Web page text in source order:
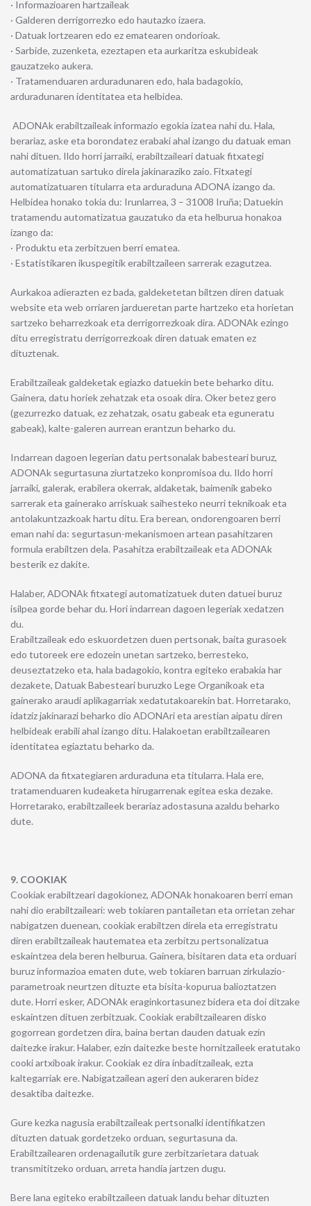
· Informazioaren hartzaileak
· Galderen derrigorrezko edo hautazko izaera.
· Datuak lortzearen edo ez ematearen ondorioak.
· Sarbide, zuzenketa, ezeztapen eta aurkaritza eskubideak
gauzatzeko aukera.
· Tratamenduaren arduradunaren edo, hala badagokio,
arduradunaren identitatea eta helbidea.
ADONAk erabiltzaileak informazio egokia izatea nahi du. Hala,
berariaz, aske eta borondatez erabaki ahal izango du datuak eman
nahi dituen. Ildo horri jarraiki, erabiltzaileari datuak fitxategi
automatizatuan sartuko direla jakinaraziko zaio. Fitxategi
automatizatuaren titularra eta arduraduna ADONA izango da.
Helbidea honako tokia du: Irunlarrea, 3 – 31008 Iruña; Datuekin
tratamendu automatizatua gauzatuko da eta helburua honakoa
izango da:
· Produktu eta zerbitzuen berri ematea.
· Estatistikaren ikuspegitik erabiltzaileen sarrerak ezagutzea.
Aurkakoa adierazten ez bada, galdeketetan biltzen diren datuak
website eta web orriaren jardueretan parte hartzeko eta horietan
sartzeko beharrezkoak eta derrigorrezkoak dira. ADONAk ezingo
ditu erregistratu derrigorrezkoak diren datuak ematen ez
dituztenak.
Erabiltzaileak galdeketak egiazko datuekin bete beharko ditu.
Gainera, datu horiek zehatzak eta osoak dira. Oker betez gero
(gezurrezko datuak, ez zehatzak, osatu gabeak eta eguneratu
gabeak), kalte-galeren aurrean erantzun beharko du.
Indarrean dagoen legerian datu pertsonalak babesteari buruz,
ADONAk segurtasuna ziurtatzeko konpromisoa du. Ildo horri
jarraiki, galerak, erabilera okerrak, aldaketak, baimenik gabeko
sarrerak eta gainerako arriskuak saihesteko neurri teknikoak eta
antolakuntzazkoak hartu ditu. Era berean, ondorengoaren berri
eman nahi da: segurtasun-mekanismoen artean pasahitzaren
formula erabiltzen dela. Pasahitza erabiltzaileak eta ADONAk
besterik ez dakite.
Halaber, ADONAk fitxategi automatizatuek duten datuei buruz
isilpea gorde behar du. Hori indarrean dagoen legeriak xedatzen
du.
Erabiltzaileak edo eskuordetzen duen pertsonak, baita gurasoek
edo tutoreek ere edozein unetan sartzeko, berresteko,
deuseztatzeko eta, hala badagokio, kontra egiteko erabakia har
dezakete, Datuak Babesteari buruzko Lege Organikoak eta
gainerako araudi aplikagarriak xedatutakoarekin bat. Horretarako,
idatziz jakinarazi beharko dio ADONAri eta arestian aipatu diren
helbideak erabili ahal izango ditu. Halakoetan erabiltzailearen
identitatea egiaztatu beharko da.
ADONA da fitxategiaren arduraduna eta titularra. Hala ere,
tratamenduaren kudeaketa hirugarrenak egitea eska dezake.
Horretarako, erabiltzaileek berariaz adostasuna azaldu beharko
dute.
9. COOKIAK
Cookiak erabiltzeari dagokionez, ADONAk honakoaren berri eman
nahi dio erabiltzaileari: web tokiaren pantailetan eta orrietan zehar
nabigatzen duenean, cookiak erabiltzen direla eta erregistratu
diren erabiltzaileak hautematea eta zerbitzu pertsonalizatua
eskaintzea dela beren helburua. Gainera, bisitaren data eta orduari
buruz informazioa ematen dute, web tokiaren barruan zirkulazio-
parametroak neurtzen dituzte eta bisita-kopurua balioztatzen
dute. Horri esker, ADONAk eraginkortasunez bidera eta doi ditzake
eskaintzen dituen zerbitzuak. Cookiak erabiltzailearen disko
gogorrean gordetzen dira, baina bertan dauden datuak ezin
daitezke irakur. Halaber, ezin daitezke beste hornitzaileek eratutako
cooki artxiboak irakur. Cookiak ez dira inbaditzaileak, ezta
kaltegarriak ere. Nabigatzailean ageri den aukeraren bidez
desaktiba daitezke.
Gure kezka nagusia erabiltzaileak pertsonalki identifikatzen
dituzten datuak gordetzeko orduan, segurtasuna da.
Erabiltzailearen ordenagailutik gure zerbitzarietara datuak
transmititzeko orduan, arreta handia jartzen dugu.
Bere lana egiteko erabiltzaileen datuak landu behar dituzten